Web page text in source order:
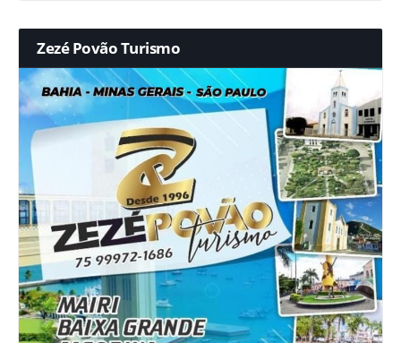
Zezé Povão Turismo